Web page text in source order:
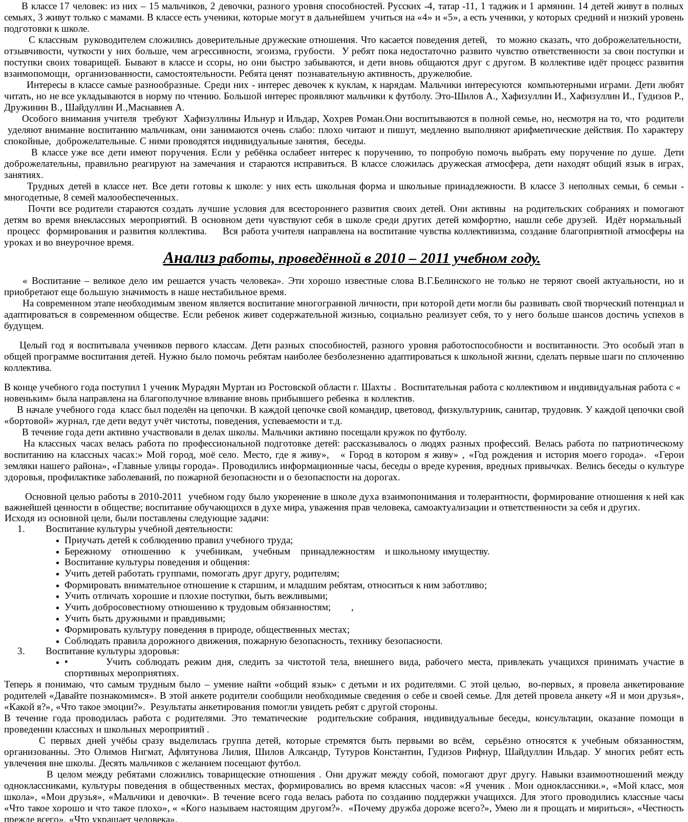
В классе 17 человек: из них – 15 мальчиков, 2 девочки, разного уровня способностей. Русских -4, татар -11, 1 таджик и 1 армянин. 14 детей живут в полных
семьях, 3 живут только с мамами. В классе есть ученики, которые могут в дальнейшем учиться на «4» и «5», а есть ученики, у которых средний и низкий уровень
подготовки к школе.
С классным руководителем сложились доверительные дружеские отношения. Что касается поведения детей, то можно сказать, что доброжелательности,
отзывчивости, чуткости у них больше, чем агрессивности, эгоизма, грубости. У ребят пока недостаточно развито чувство ответственности за свои поступки и
поступки своих товарищей. Бывают в классе и ссоры, но они быстро забываются, и дети вновь общаются друг с другом. В коллективе идёт процесс развития
взаимопомощи, организованности, самостоятельности. Ребята ценят познавательную активность, дружелюбие.
Интересы в классе самые разнообразные. Среди них - интерес девочек к куклам, к нарядам. Мальчики интересуются компьютерными играми. Дети любят
читать, но не все укладываются в норму по чтению. Большой интерес проявляют мальчики к футболу. Это-Шилов А., Хафизуллин И., Хафизуллин И., Гудизов Р.,
Дружинин В., Шайдуллин И.,Маснавиев А.
Особого внимания учителя требуют Хафизуллины Ильнур и Ильдар, Хохрев Роман.Они воспитываются в полной семье, но, несмотря на то, что родители
уделяют внимание воспитанию мальчикам, они занимаются очень слабо: плохо читают и пишут, медленно выполняют арифметические действия. По характеру
спокойные, доброжелательные. С ними проводятся индивидуальные занятия, беседы.
В классе уже все дети имеют поручения. Если у ребёнка ослабеет интерес к поручению, то попробую помочь выбрать ему поручение по душе. Дети
доброжелательны, правильно реагируют на замечания и стараются исправиться. В классе сложилась дружеская атмосфера, дети находят общий язык в играх,
занятиях.
Трудных детей в классе нет. Все дети готовы к школе: у них есть школьная форма и школьные принадлежности. В классе 3 неполных семьи, 6 семьи -
многодетные, 8 семей малообеспеченных.
Почти все родители стараются создать лучшие условия для всестороннего развития своих детей. Они активны на родительских собраниях и помогают
детям во время внеклассных мероприятий. В основном дети чувствуют себя в школе среди других детей комфортно, нашли себе друзей. Идёт нормальный
процесс формирования и развития коллектива. Вся работа учителя направлена на воспитание чувства коллективизма, создание благоприятной атмосферы на
уроках и во внеурочное время.
Анализ работы, проведённой в 2010 – 2011 учебном году.
« Воспитание – великое дело им решается участь человека». Эти хорошо известные слова В.Г.Белинского не только не теряют своей актуальности, но и
приобретают еще большую значимость в наше нестабильное время.
На современном этапе необходимым звеном является воспитание многогранной личности, при которой дети могли бы развивать свой творческий потенциал и
адаптироваться в современном обществе. Если ребенок живет содержательной жизнью, социально реализует себя, то у него больше шансов достичь успехов в
будущем.
Целый год я воспитывала учеников первого классам. Дети разных способностей, разного уровня работоспособности и воспитанности. Это особый этап в
общей программе воспитания детей. Нужно было помочь ребятам наиболее безболезненно адаптироваться к школьной жизни, сделать первые шаги по сплочению
коллектива.
В конце учебного года поступил 1 ученик Мурадян Муртан из Ростовской области г. Шахты . Воспитательная работа с коллективом и индивидуальная работа с «
новеньким» была направлена на благополучное вливание вновь прибывшего ребенка в коллектив.
В начале учебного года класс был поделён на цепочки. В каждой цепочке свой командир, цветовод, физкультурник, санитар, трудовик. У каждой цепочки свой
«бортовой» журнал, где дети ведут учёт чистоты, поведения, успеваемости и т.д.
В течение года дети активно участвовали в делах школы. Мальчики активно посещали кружок по футболу.
На классных часах велась работа по профессиональной подготовке детей: рассказывалось о людях разных профессий. Велась работа по патриотическому
воспитанию на классных часах:» Мой город, моё село. Место, где я живу», « Город в котором я живу» , «Год рождения и история моего города». «Герои
земляки нашего района», «Главные улицы города». Проводились информационные часы, беседы о вреде курения, вредных привычках. Велись беседы о культуре
здоровья, профилактике заболеваний, по пожарной безопасности и о безопаспости на дорогах.
Основной целью работы в 2010-2011 учебном году было укоренение в школе духа взаимопонимания и толерантности, формирование отношения к ней как
важнейшей ценности в обществе; воспитание обучающихся в духе мира, уважения прав человека, самоактуализации и ответственности за себя и других.
Исходя из основной цели, были поставлены следующие задачи:
1. Воспитание культуры учебной деятельности:
Приучать детей к соблюдению правил учебного труда;
Бережному отношению к учебникам, учебным принадлежностям и школьному имуществу.
Воспитание культуры поведения и общения:
Учить детей работать группами, помогать друг другу, родителям;
Формировать внимательное отношение к старшим, и младшим ребятам, относиться к ним заботливо;
Учить отличать хорошие и плохие поступки, быть вежливыми;
Учить добросовестному отношению к трудовым обязанностям; ,
Учить быть дружными и правдивыми;
Формировать культуру поведения в природе, общественных местах;
Соблюдать правила дорожного движения, пожарную безопасность, технику безопасности.
3. Воспитание культуры здоровья:
• Учить соблюдать режим дня, следить за чистотой тела, внешнего вида, рабочего места, привлекать учащихся принимать участие в
спортивных мероприятиях.
Теперь я понимаю, что самым трудным было – умение найти «общий язык» с детьми и их родителями. С этой целью, во-первых, я провела анкетирование
родителей «Давайте познакомимся». В этой анкете родители сообщили необходимые сведения о себе и своей семье. Для детей провела анкету «Я и мои друзья»,
«Какой я?», «Что такое эмоции?». Результаты анкетирования помогли увидеть ребят с другой стороны.
В течение года проводилась работа с родителями. Это тематические родительские собрания, индивидуальные беседы, консультации, оказание помощи в
проведении классных и школьных мероприятий .
С первых дней учёбы сразу выделилась группа детей, которые стремятся быть первыми во всём, серьёзно относятся к учебным обязанностям,
организованны. Это Олимов Нигмат, Афлятунова Лилия, Шилов Алксандр, Тутуров Константин, Гудизов Рифнур, Шайдуллин Ильдар. У многих ребят есть
увлечения вне школы. Десять мальчиков с желанием посещают футбол.
В целом между ребятами сложились товарищеские отношения . Они дружат между собой, помогают друг другу. Навыки взаимоотношений между
одноклассниками, культуры поведения в общественных местах, формировались во время классных часов: «Я ученик . Мои одноклассники.», «Мой класс, моя
школа», «Мои друзья», «Мальчики и девочки». В течение всего года велась работа по созданию поддержки учащихся. Для этого проводились классные часы
«Что такое хорошо и что такое плохо», « «Кого называем настоящим другом?». «Почему дружба дороже всего?», Умею ли я прощать и мириться», «Честность
прежде всего», «Что украшает человека».